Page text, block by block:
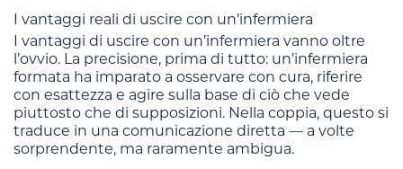
I vantaggi reali di uscire con un’infermiera
I vantaggi di uscire con un’infermiera vanno oltre
l’ovvio. La precisione, prima di tutto: un’infermiera
formata ha imparato a osservare con cura, riferire
con esattezza e agire sulla base di ciò che vede
piuttosto che di supposizioni. Nella coppia, questo si
traduce in una comunicazione diretta — a volte
sorprendente, ma raramente ambigua.